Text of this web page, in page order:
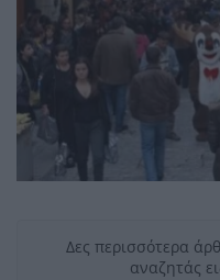
Δες περισσότερα
αναζητάς